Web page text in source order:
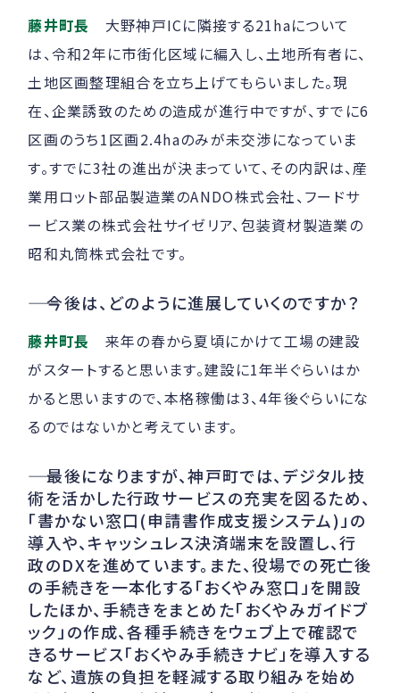
藤井町長
大野神戸ICに隣接する21haについて
は、令和2年に市街化区域に編入し、土地所有者に、
土地区画整理組合を立ち上げてもらいました。現
在、企業誘致のための造成が進行中ですが、すでに6
区画のうち1区画2.4haのみが未交渉になっていま
す。すでに3社の進出が決まっていて、その内訳は、産
業用ロット部品製造業のANDO株式会社、フードサ
ービス業の株式会社サイゼリア、包装資材製造業の
昭和丸筒株式会社です。
――今後は、どのように進展していくのですか？
藤井町長
来年の春から夏頃にかけて工場の建設
がスタートすると思います。建設に1年半ぐらいはか
かると思いますので、本格稼働は3、4年後ぐらいにな
るのではないかと考えています。
――最後になりますが、神戸町では、デジタル技
術を活かした行政サービスの充実を図るため、
「書かない窓口(申請書作成支援システム)」の
導入や、キャッシュレス決済端末を設置し、行
政のDXを進めています。また、役場での死亡後
の手続きを一本化する「おくやみ窓口」を開設
したほか、手続きをまとめた「おくやみガイドブ
ック」の作成、各種手続きをウェブ上で確認で
きるサービス「おくやみ手続きナビ」を導入する
など、遺族の負担を軽減する取り組みを始め